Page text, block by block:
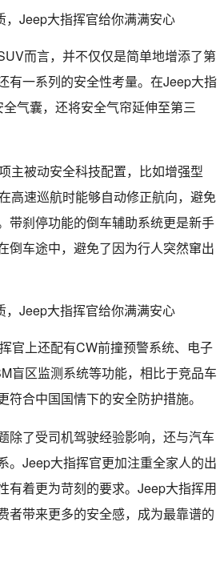
而言，并不仅仅是简单地增添了第
有一系列的安全性考量。在Jeep大指
气囊，还将安全气帘延伸至第三
主被动安全科技配置，比如增强型
高速巡航时能够自动修正航向，避免
带刹停功能的倒车辅助系统更是新手
倒车途中，避免了因为行人突然窜出
官上还配有CW前撞预警系统、电子
盲区监测系统等功能，相比于竞品车
符合中国国情下的安全防护措施。
除了受司机驾驶经验影响，还与汽车
。Jeep大指挥官更加注重全家人的出
有着更为苛刻的要求。Jeep大指挥用
者带来更多的安全感，成为最靠谱的